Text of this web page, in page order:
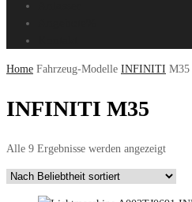
Home Fahrzeug-Modelle INFINITI M35
INFINITI M35
Alle 9 Ergebnisse werden angezeigtNach
sortiert